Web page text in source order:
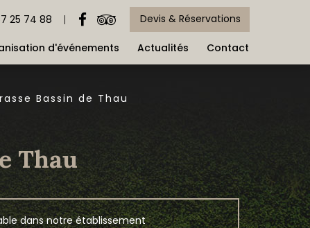
25 74 88 Devis & Réservations
d'événements Actualités Contact
Bassin de Thau
Thau
dans notre établissement